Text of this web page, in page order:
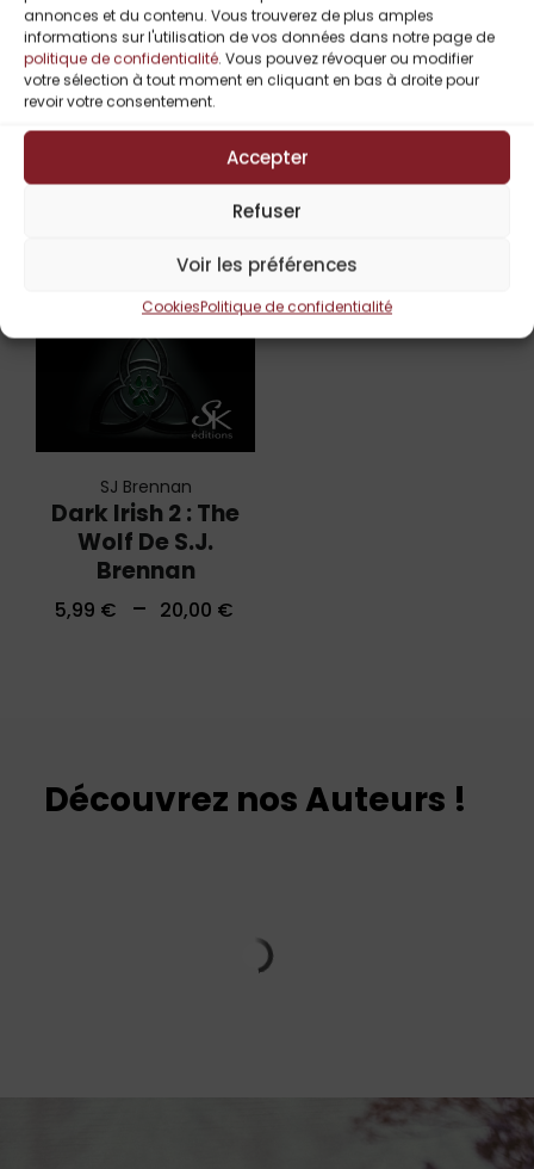
annonces et du contenu. Vous trouverez de plus amples
informations sur l'utilisation de vos données dans notre page de
politique de confidentialité. Vous pouvez révoquer ou modifier
votre sélection à tout moment en cliquant en bas à droite pour
revoir votre consentement.
Accepter
Refuser
Voir les préférences
CookiesPolitique de confidentialité
Titres Similaires
Dark Irish 2 : The
Wolf De S.J.
Brennan
SJ Brennan
5,99 € – 20,00 €
Découvrez nos Auteurs !